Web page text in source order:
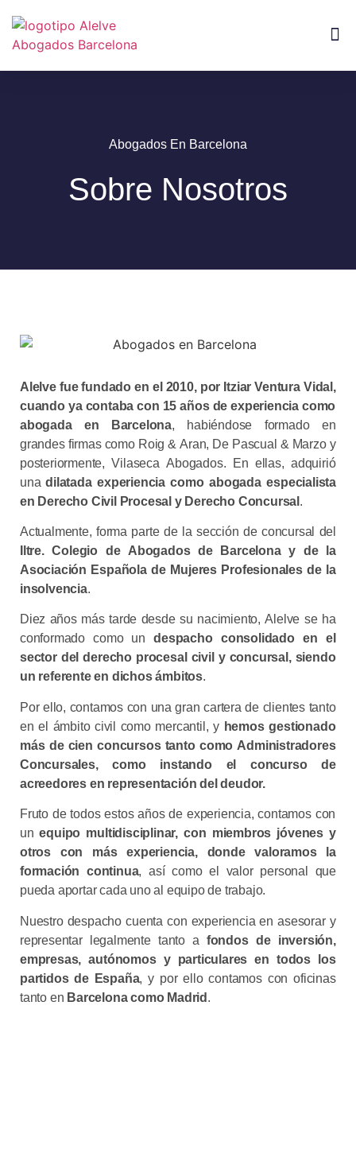
Abogados En Barcelona
Sobre Nosotros
Alelve fue fundado en el 2010, por Itziar Ventura Vidal,
cuando ya contaba con 15 años de experiencia como
abogada en Barcelona, habiéndose formado en
grandes firmas como Roig & Aran, De Pascual & Marzo y
posteriormente, Vilaseca Abogados. En ellas, adquirió
unadilatada experiencia como abogada especialista
en Derecho Civil Procesal y Derecho Concursal .
Actualmente, forma parte de la sección de concursal del
Iltre. Colegio de Abogados de Barcelona y de la
Asociación Española de Mujeres Profesionales de la
insolvencia.
Diez años más tarde desde su nacimiento, Alelve se ha
conformado como undespacho consolidado en el
sector del derecho procesal civil y concursal, siendo
un referente en dichos ámbitos.
Por ello, contamos con una gran cartera de clientes tanto
en el ámbito civil como mercantil, y hemos gestionado
más de cien concursos tanto como Administradores
Concursales, como instando el concurso de
acreedores en representación del deudor.
Fruto de todos estos años de experiencia, contamos con
unequipo multidisciplinar, con miembros jóvenes y
otros con más experiencia, donde valoramos la
formación continua, así como el valor personal que
pueda aportar cada uno al equipo de trabajo.
Nuestro despacho cuenta con experiencia en asesorar y
representar legalmente tanto a fondos de inversión,
empresas, autónomos y particulares en todos los
partidos de España, y por ello contamos con oficinas
tanto en Barcelona como Madrid .